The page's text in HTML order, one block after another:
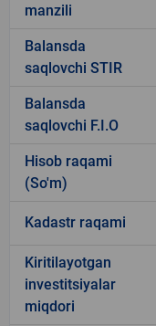
manzili
Balansda
saqlovchi STIR
Balansda
saqlovchi F.I.O
Hisob raqami
(So'm)
Kadastr raqami
Kiritilayotgan
investitsiyalar
miqdori